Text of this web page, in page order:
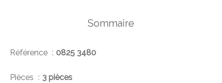
Sommaire
Référence 0825 3480
Pièces 3 pièces